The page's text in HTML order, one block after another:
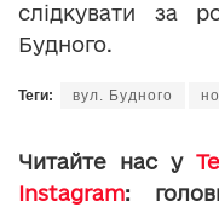
слідкувати за
Будного.
Теги: вул. Будного
Читайте нас у
Instagram: